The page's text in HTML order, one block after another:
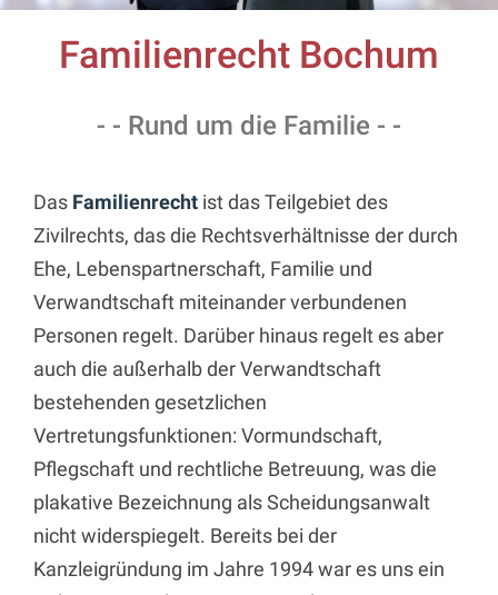
Familienrecht Bochum
- - Rund um die Familie - -
Das Familienrecht ist das Teilgebiet des
Zivilrechts, das die Rechtsverhältnisse der durch
Ehe, Lebenspartnerschaft, Familie und
Verwandtschaft miteinander verbundenen
Personen regelt. Darüber hinaus regelt es aber
auch die außerhalb der Verwandtschaft
bestehenden gesetzlichen
Vertretungsfunktionen: Vormundschaft,
Pflegschaft und rechtliche Betreuung, was die
plakative Bezeichnung als Scheidungsanwalt
nicht widerspiegelt. Bereits bei der
Kanzleigründung im Jahre 1994 war es uns ein